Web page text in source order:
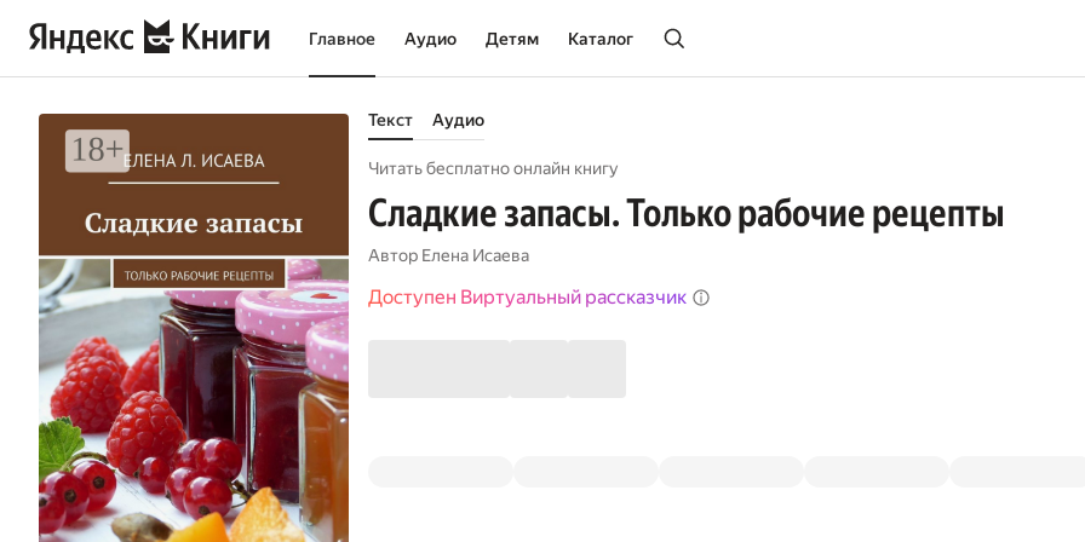
Главное Аудио Детям Каталог
Текст Аудио
Читать бесплатно онлайн книгу
Сладкие запасы. Только рабочие рецепты
Автор Елена Исаева
Доступен Виртуальный рассказчик